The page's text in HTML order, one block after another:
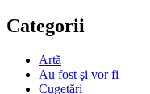
Categorii
Artă
Au fost şi vor fi
Cugetări